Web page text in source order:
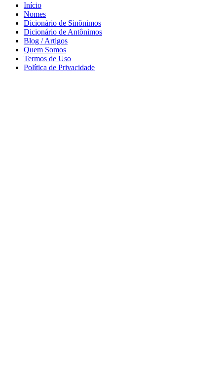
Início
Nomes
Dicionário de Sinônimos
Dicionário de Antônimos
Blog / Artigos
Quem Somos
Termos de Uso
Política de Privacidade